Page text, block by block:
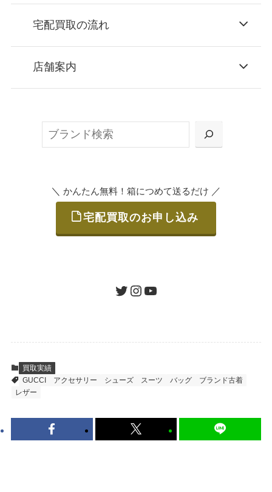
宅配買取の流れ
お申込み
または梱包材不要の「集荷申込」からお選び
ご発送
得いただければ、最短即日の入金が可能で
す。
店舗案内
地図を見る
＼ かんたん無料！箱につめて送るだけ ／
宅配買取のお申し込み
ツイッターインスタグラムユーチューブ
買取実績
GUCCI
アクセサリー シューズ スーツ バッグ
ブランド古着
レザー